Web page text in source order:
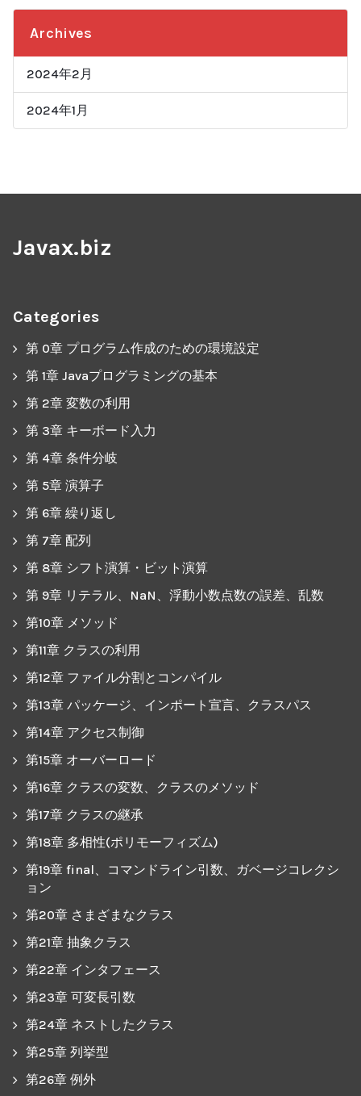
Archives
2024年2月
2024年1月
Javax.biz
Categories
第 0章 プログラム作成のための環境設定
第 1章 Javaプログラミングの基本
第 2章 変数の利用
第 3章 キーボード入力
第 4章 条件分岐
第 5章 演算子
第 6章 繰り返し
第 7章 配列
第 8章 シフト演算・ビット演算
第 9章 リテラル、NaN、浮動小数点数の誤差、乱数
第10章 メソッド
第11章 クラスの利用
第12章 ファイル分割とコンパイル
第13章 パッケージ、インポート宣言、クラスパス
第14章 アクセス制御
第15章 オーバーロード
第16章 クラスの変数、クラスのメソッド
第17章 クラスの継承
第18章 多相性(ポリモーフィズム)
第19章 final、コマンドライン引数、ガベージコレクシ
ョン
第20章 さまざまなクラス
第21章 抽象クラス
第22章 インタフェース
第23章 可変長引数
第24章 ネストしたクラス
第25章 列挙型
第26章 例外